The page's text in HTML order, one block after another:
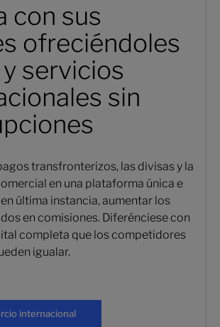
con sus
ofreciéndoles
servicios
sin
transfronterizos, las divisas y la
en una plataforma única e
última instancia, aumentar los
en comisiones. Diferénciese con
completa que los competidores
igualar.
internacional